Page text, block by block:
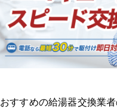
おすすめの給湯器交換業